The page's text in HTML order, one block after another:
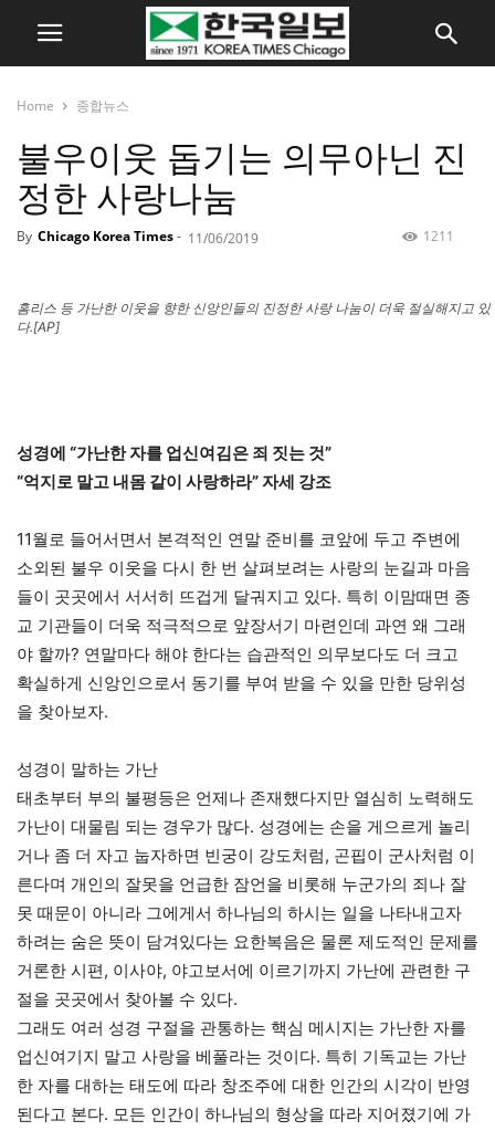
Home 종합뉴스
불우이웃 돕기는 의무아닌 진
정한 사랑나눔
By Chicago Korea Times- 11/06/2019 1211
홈리스 등 가난한 이웃을 향한 신앙인들의 진정한 사랑 나눔이 더욱 절실해지고 있
다.[AP]
성경에 “가난한 자를 업신여김은 죄 짓는 것”
“억지로 말고 내몸 같이 사랑하라” 자세 강조
11월로 들어서면서 본격적인 연말 준비를 코앞에 두고 주변에
소외된 불우 이웃을 다시 한 번 살펴보려는 사랑의 눈길과 마음
들이 곳곳에서 서서히 뜨겁게 달궈지고 있다. 특히 이맘때면 종
교 기관들이 더욱 적극적으로 앞장서기 마련인데 과연 왜 그래
야 할까? 연말마다 해야 한다는 습관적인 의무보다도 더 크고
확실하게 신앙인으로서 동기를 부여 받을 수 있을 만한 당위성
을 찾아보자.
성경이 말하는 가난
태초부터 부의 불평등은 언제나 존재했다지만 열심히 노력해도
가난이 대물림 되는 경우가 많다. 성경에는 손을 게으르게 놀리
거나 좀 더 자고 눕자하면 빈궁이 강도처럼, 곤핍이 군사처럼 이
른다며 개인의 잘못을 언급한 잠언을 비롯해 누군가의 죄나 잘
못 때문이 아니라 그에게서 하나님의 하시는 일을 나타내고자
하려는 숨은 뜻이 담겨있다는 요한복음은 물론 제도적인 문제를
거론한 시편, 이사야, 야고보서에 이르기까지 가난에 관련한 구
절을 곳곳에서 찾아볼 수 있다.
그래도 여러 성경 구절을 관통하는 핵심 메시지는 가난한 자를
업신여기지 말고 사랑을 베풀라는 것이다. 특히 기독교는 가난
한 자를 대하는 태도에 따라 창조주에 대한 인간의 시각이 반영
된다고 본다. 모든 인간이 하나님의 형상을 따라 지어졌기에 가